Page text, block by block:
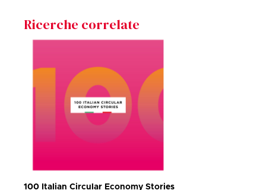
Ricerche correlate
100 Italian Circular Economy Stories